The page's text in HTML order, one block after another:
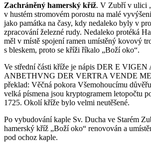
Zachráněný hamerský kříž. V Zubří v ulici
v hustém stromovém porostu na malé
jako památka na časy, kdy nedaleko byly v
zpracování železné rudy. Nedaleko protéká
měl v místě spojení ramen umístěný kovový
s bleskem, proto se kříži říkalo „Boží oko“.
Ve střední části kříže je nápis DER E
ANBETHVNG DER VERTRA VENDE
překlad: Věčná pokora Všemohoucímu
velká písmena jsou kryptogramem letopočtu
1725. Okolí kříže bylo velmi neutěšené.
Po vybudování kaple Sv. Ducha ve Starém
hamerský kříž „Boží oko“ renovován a
pod ochoz kaple.